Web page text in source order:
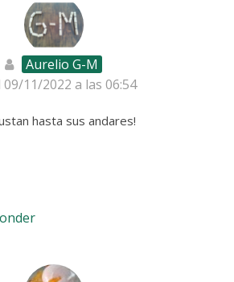
Aurelio G-M
09/11/2022 a las 06:54
hasta sus andares!